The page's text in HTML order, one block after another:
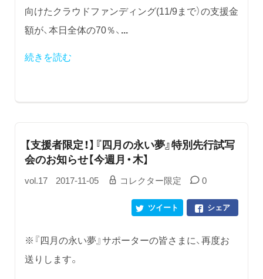
向けたクラウドファンディング(11/9まで）の支援金
額が、本日全体の70％、 ...
続きを読む
【支援者限定！】『四月の永い夢』特別先行試写
会のお知らせ【今週月・木】
vol.17 2017-11-05 コレクター限定 0
シェア
ツイート
※『四月の永い夢』サポーターの皆さまに、再度お
送りします。